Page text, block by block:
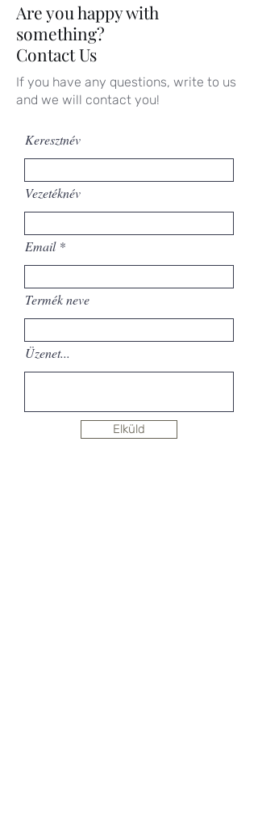
Are you happy with
something?
Contact Us
If you have any questions, write to us
and we will contact you!
Keresztnév
Vezetéknév
Email
Termék neve
Üzenet...
Elküld